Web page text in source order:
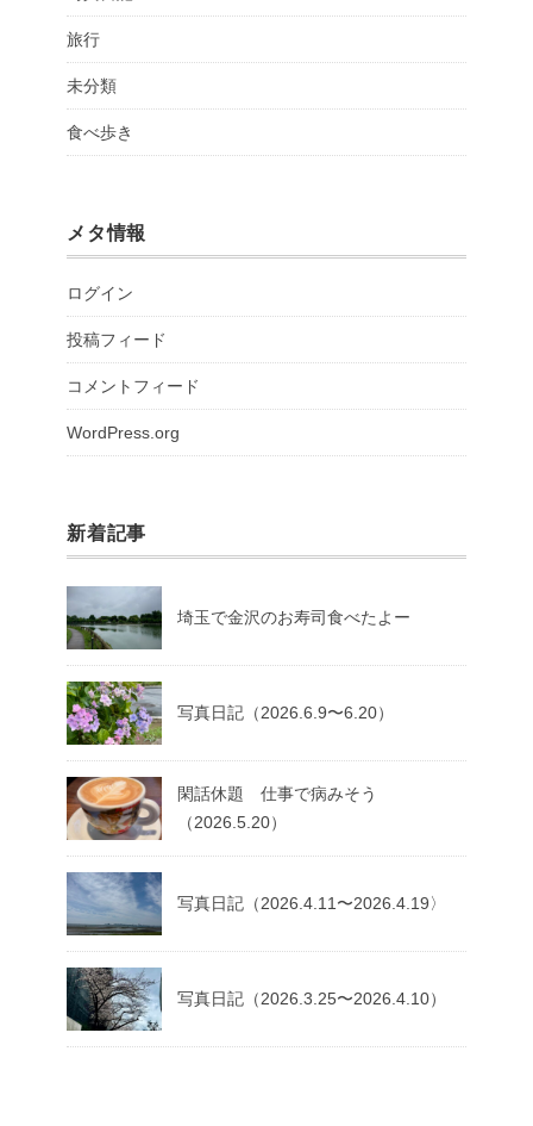
旅行
未分類
食べ歩き
メタ情報
ログイン
投稿フィード
コメントフィード
WordPress.org
新着記事
埼玉で金沢のお寿司食べたよー
写真日記（2026.6.9〜6.20）
閑話休題 仕事で病みそう
（2026.5.20）
写真日記（2026.4.11〜2026.4.19〉
写真日記（2026.3.25〜2026.4.10）